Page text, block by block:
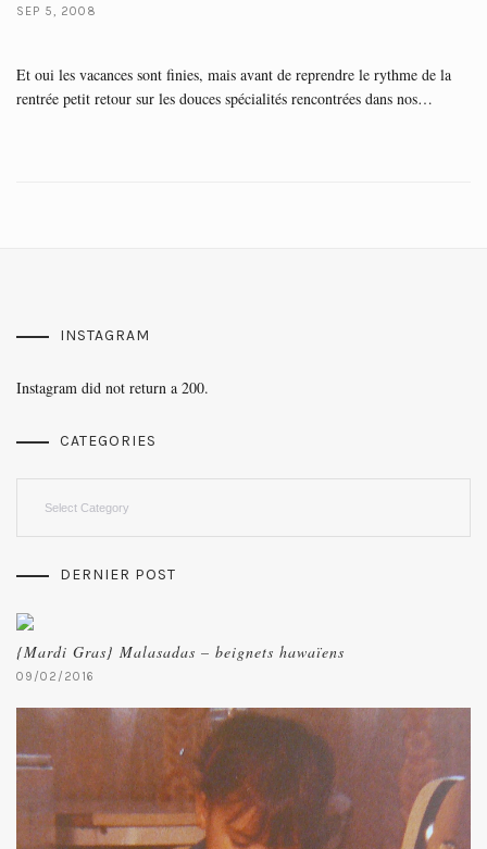
SEP 5, 2008
Et oui les vacances sont finies, mais avant de reprendre le rythme de la
rentrée petit retour sur les douces spécialités rencontrées dans nos…
INSTAGRAM
Instagram did not return a 200.
CATEGORIES
DERNIER POST
{Mardi Gras} Malasadas – beignets hawaïens
09/02/2016